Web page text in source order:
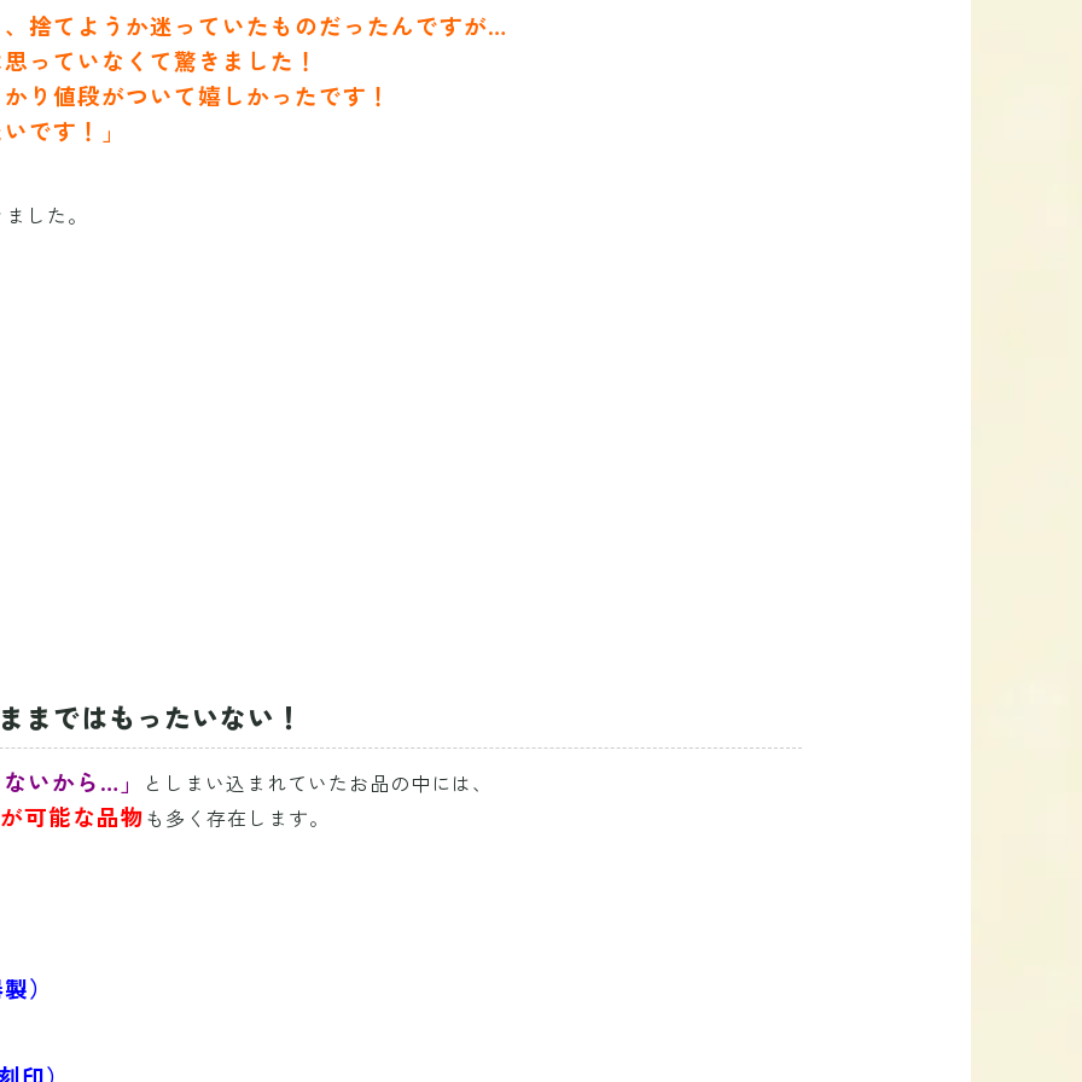
捨てようか迷っていたものだったんですが…
っていなくて驚きました！
り値段がついて嬉しかったです！
です！」
した。
ではもったいない！
いから…」 としまい込まれていたお品の中には、
可能な品物も多く存在します。
）
印）